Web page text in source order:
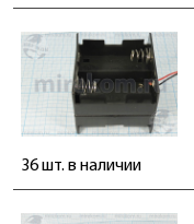
36 шт. в наличии